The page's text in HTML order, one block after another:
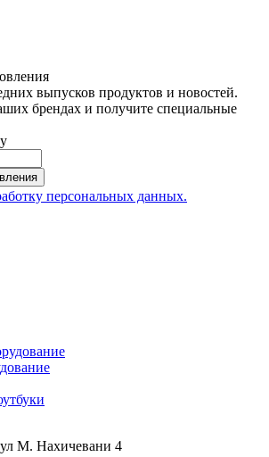
выпусков продуктов и новостей.
брендах и получите специальные
персональных данных.
М. Нахичевани 4